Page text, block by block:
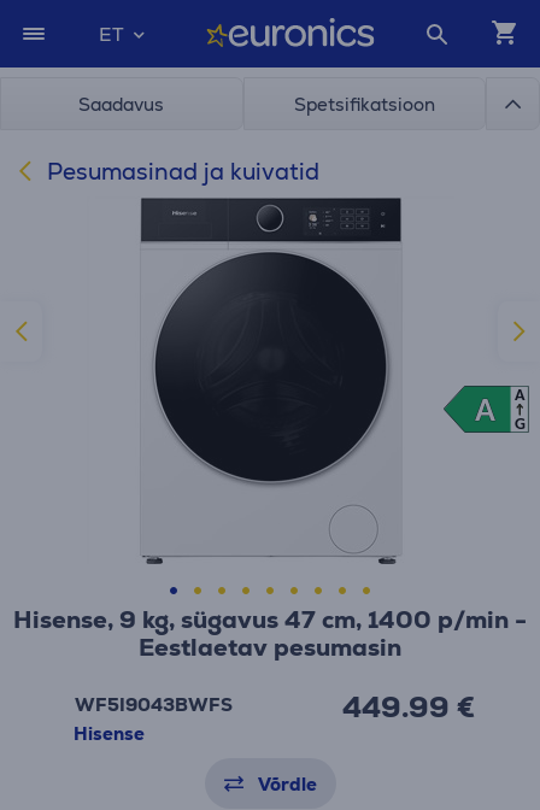
ET
Saadavus Spetsifikatsioon
Pesumasinad ja kuivatid
Hisense, 9 kg, sügavus 47 cm, 1400 p/min -
Eestlaetav pesumasin
WF5I9043BWFS
Hisense
449.99 €
Võrdle
A
A
A
G